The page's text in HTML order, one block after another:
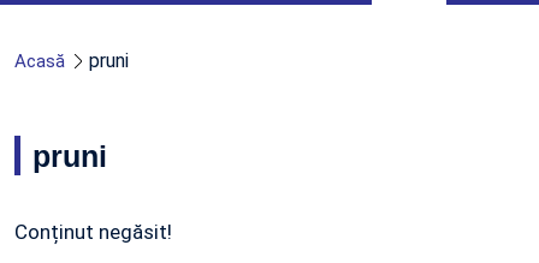
Acasă pruni
pruni
Conținut negăsit!